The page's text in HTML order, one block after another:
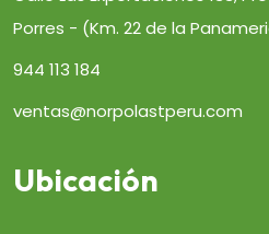
Porres - (Km. 22 de la
944 113 184
ventas@norpolastperu.com
Ubicación